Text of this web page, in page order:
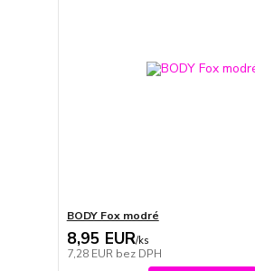
BODY Fox modré
8,95 EUR/ks
7,28 EUR bez DPH